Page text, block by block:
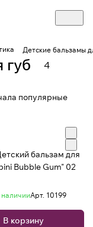
Детские бальзамы
губ 4
популярные
бальзам для
Bubble Gum" 02
наличииАрт. 10199
В корзину